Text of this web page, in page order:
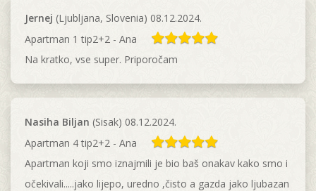
Jernej (Ljubljana, Slovenia) 08.12.2024.
Apartman 1 tip2+2 - Ana
Na kratko, vse super. Priporočam
Nasiha Biljan (Sisak) 08.12.2024.
Apartman 4 tip2+2 - Ana
Apartman koji smo iznajmili je bio baš onakav kako smo i
očekivali.....jako lijepo, uredno ,čisto a gazda jako ljubazan